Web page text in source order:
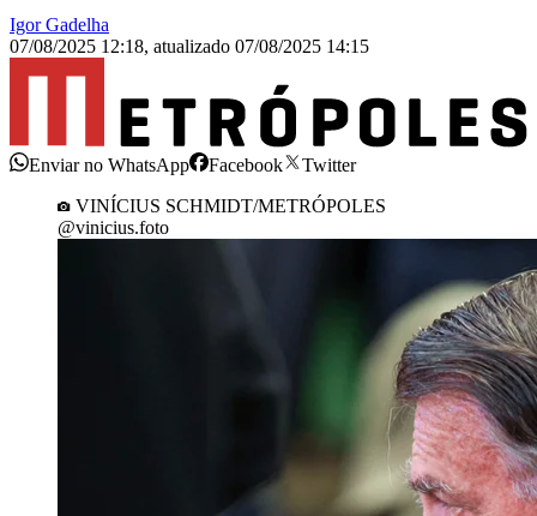
Igor Gadelha
07/08/2025 12:18, atualizado 07/08/2025 14:15
Enviar no WhatsApp Facebook
Twitter
VINÍCIUS SCHMIDT/METRÓPOLES
@vinicius.foto